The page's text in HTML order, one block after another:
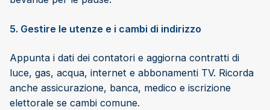
5. Gestire le utenze e i cambi di indirizzo
Appunta i dati dei contatori e aggiorna contratti di
luce, gas, acqua, internet e abbonamenti TV. Ricorda
anche assicurazione, banca, medico e iscrizione
elettorale se cambi comune.